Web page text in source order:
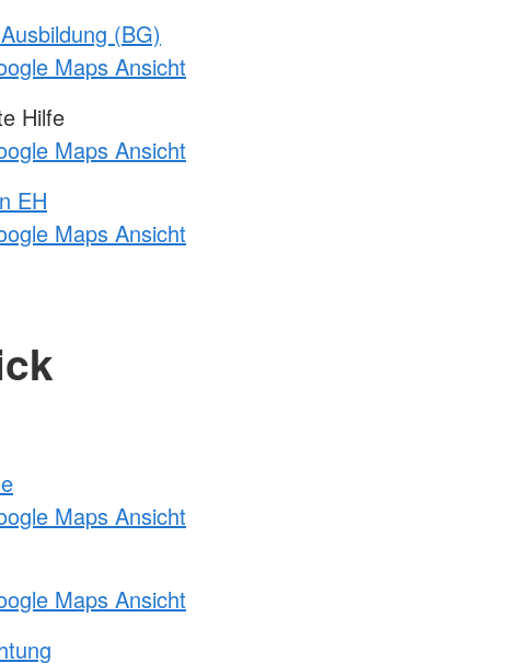
(BG)
Maps Ansicht
Hilfe
Maps Ansicht
EH
Maps Ansicht
Maps Ansicht
Maps Ansicht